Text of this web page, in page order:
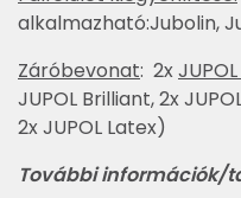
alkalmazható:Jubolin,
Záróbevonat: 2x
JUPOL Brilliant, 2x
2x JUPOL Latex)
További információk/